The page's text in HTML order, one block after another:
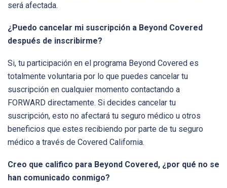
será afectada.
¿Puedo cancelar mi suscripción a Beyond Covered
después de inscribirme?
Si, tu participación en el programa Beyond Covered es
totalmente voluntaria por lo que puedes cancelar tu
suscripción en cualquier momento contactando a
FORWARD directamente. Si decides cancelar tu
suscripción, esto no afectará tu seguro médico u otros
beneficios que estes recibiendo por parte de tu seguro
médico a través de Covered California.
Creo que califico para Beyond Covered, ¿por qué no se
han comunicado conmigo?